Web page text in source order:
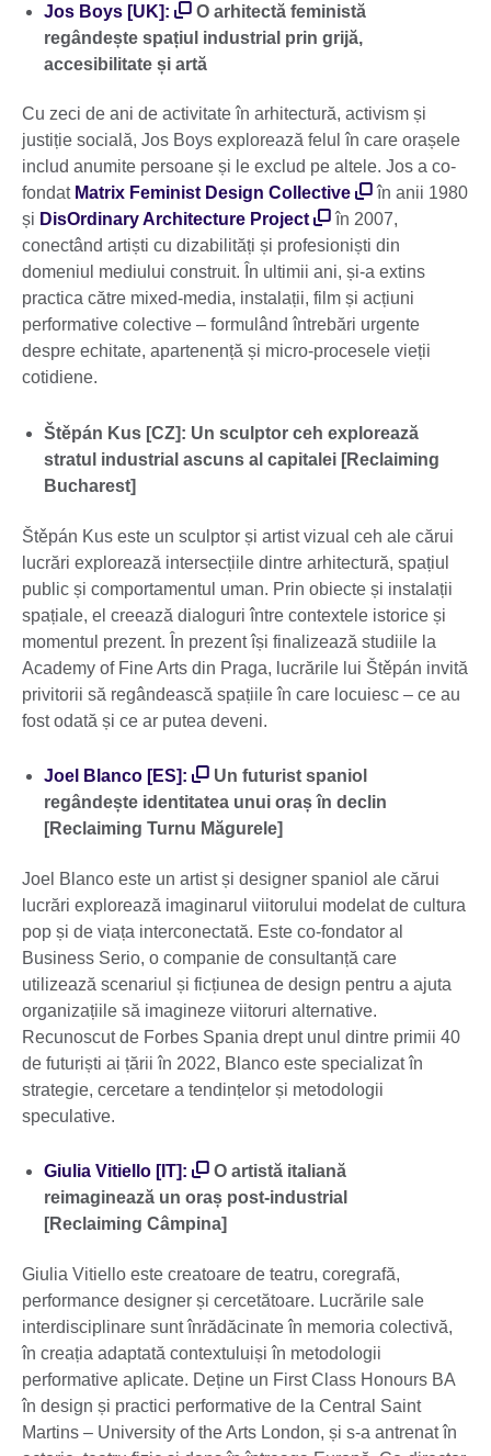
Jos Boys [UK]:
O arhitectă feministă
regândește spațiul industrial prin grijă,
accesibilitate și artă
Cu zeci de ani de activitate în arhitectură, activism și
justiție socială, Jos Boys explorează felul în care orașele
includ anumite persoane și le exclud pe altele. Jos a co-
fondat Matrix Feminist Design Collective
în anii 1980
și DisOrdinary Architecture Project
în 2007,
conectând artiști cu dizabilități și profesioniști din
domeniul mediului construit. În ultimii ani, și-a extins
practica către mixed-media, instalații, film și acțiuni
performative colective – formulând întrebări urgente
despre echitate, apartenență și micro-procesele vieții
cotidiene.
Štěpán Kus [CZ]: Un sculptor ceh explorează
stratul industrial ascuns al capitalei [Reclaiming
Bucharest]
Štěpán Kus este un sculptor și artist vizual ceh ale cărui
lucrări explorează intersecțiile dintre arhitectură, spațiul
public și comportamentul uman. Prin obiecte și instalații
spațiale, el creează dialoguri între contextele istorice și
momentul prezent. În prezent își finalizează studiile la
Academy of Fine Arts din Praga, lucrările lui Štěpán invită
privitorii să regândească spațiile în care locuiesc – ce au
fost odată și ce ar putea deveni.
Joel Blanco [ES]:
Un futurist spaniol
regândește identitatea unui oraș în declin
[Reclaiming Turnu Măgurele]
Joel Blanco este un artist și designer spaniol ale cărui
lucrări explorează imaginarul viitorului modelat de cultura
pop și de viața interconectată. Este co-fondator al
Business Serio, o companie de consultanță care
utilizează scenariul și ficțiunea de design pentru a ajuta
organizațiile să imagineze viitoruri alternative.
Recunoscut de Forbes Spania drept unul dintre primii 40
de futuriști ai țării în 2022, Blanco este specializat în
strategie, cercetare a tendințelor și metodologii
speculative.
Giulia Vitiello [IT]:
O artistă italiană
reimaginează un oraș post-industrial
[Reclaiming Câmpina]
Giulia Vitiello este creatoare de teatru, coregrafă,
performance designer și cercetătoare. Lucrările sale
interdisciplinare sunt înrădăcinate în memoria colectivă,
în creația adaptată contextuluiși în metodologii
performative aplicate. Deține un First Class Honours BA
în design și practici performative de la Central Saint
Martins – University of the Arts London, și s-a antrenat în